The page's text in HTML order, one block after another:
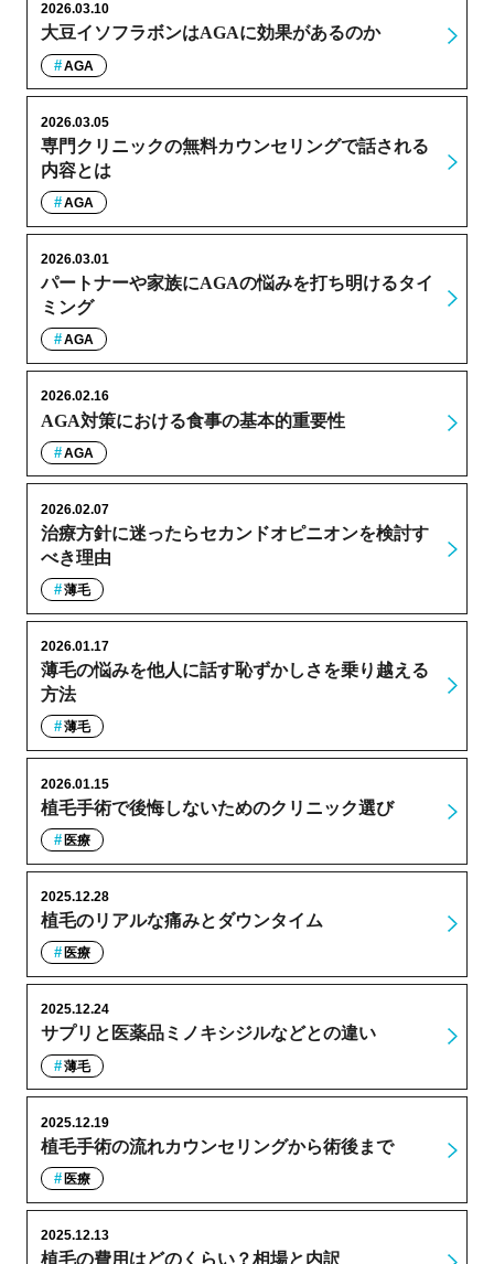
大豆イソフラボンはAGAに効果があるのか
2026.03.10
AGA
専門クリニックの無料カウンセリングで話される
内容とは
2026.03.05
AGA
パートナーや家族にAGAの悩みを打ち明けるタイ
ミング
2026.03.01
AGA
AGA対策における食事の基本的重要性
2026.02.16
AGA
治療方針に迷ったらセカンドオピニオンを検討す
べき理由
2026.02.07
薄毛
薄毛の悩みを他人に話す恥ずかしさを乗り越える
方法
2026.01.17
薄毛
植毛手術で後悔しないためのクリニック選び
2026.01.15
医療
植毛のリアルな痛みとダウンタイム
2025.12.28
医療
サプリと医薬品ミノキシジルなどとの違い
2025.12.24
薄毛
植毛手術の流れカウンセリングから術後まで
2025.12.19
医療
植毛の費用はどのくらい？相場と内訳
2025.12.13